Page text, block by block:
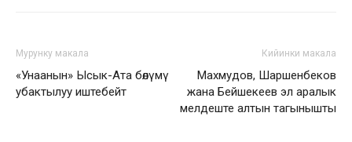
Мурунку макала
«Унаанын» Ысык-Ата бөлүмү
убактылуу иштебейт
Кийинки макала
Махмудов, Шаршенбеков
жана Бейшекеев эл аралык
мелдеште алтын тагынышты